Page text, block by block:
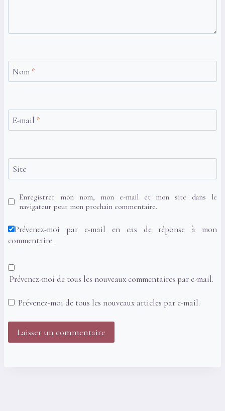
Nom *
E-mail *
Site
Enregistrer mon nom, mon e-mail et mon site dans le
navigateur pour mon prochain commentaire.
Prévenez-moi par e-mail en cas de réponse à mon
commentaire.
Prévenez-moi de tous les nouveaux commentaires par e-mail.
Prévenez-moi de tous les nouveaux articles par e-mail.